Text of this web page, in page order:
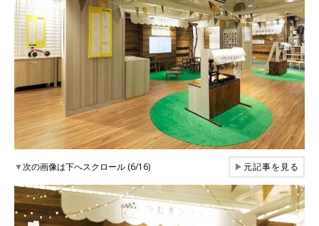
▼次の画像は下へスクロール (6/16) ▶元記事を見る